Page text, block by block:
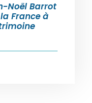
Noël Barrot
France à